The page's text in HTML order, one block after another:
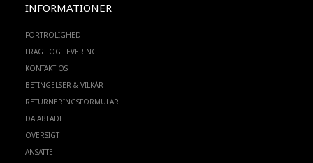
INFORMATIONER
FORTROLIGHED
FRAGT OG LEVERING
KONTAKT OS
BETINGELSER & VILKÅR
RETURNERINGSFORMULAR
DATABLADE
OVERSIGT
ANSATTE